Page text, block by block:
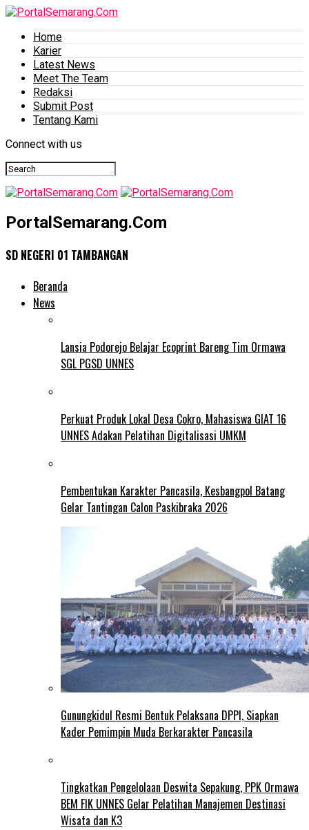
Home
Karier
Latest News
Meet The Team
Redaksi
Submit Post
Tentang Kami
Connect with us
PortalSemarang.Com
SD NEGERI 01 TAMBANGAN
Beranda
News
Lansia Podorejo Belajar Ecoprint Bareng Tim Ormawa
SGL PGSD UNNES
Perkuat Produk Lokal Desa Cokro, Mahasiswa GIAT 16
UNNES Adakan Pelatihan Digitalisasi UMKM
Pembentukan Karakter Pancasila, Kesbangpol Batang
Gelar Tantingan Calon Paskibraka 2026
Gunungkidul Resmi Bentuk Pelaksana DPPI, Siapkan
Kader Pemimpin Muda Berkarakter Pancasila
Tingkatkan Pengelolaan Deswita Sepakung, PPK Ormawa
BEM FIK UNNES Gelar Pelatihan Manajemen Destinasi
Wisata dan K3